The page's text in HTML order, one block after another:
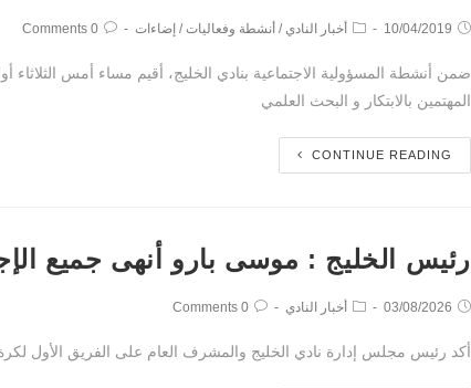
10/04/2019 أخبار النادي / أنشطة وفعاليات / إضاءات 0 Comments
ضمن أنشطة المسؤولية الاجتماعية بنادي الخليج، أقيم مساء أمس الثلاثاء
المهتمين بالابتكار و البحث العلمي
CONTINUE READING
رئيس الخليج : موسى بارو أنهى جميع
03/08/2026 أخبار النادي 0 Comments
أكد رئيس مجلس إدارة نادي الخليج والمشرف العام على الفريق الأول لكرة